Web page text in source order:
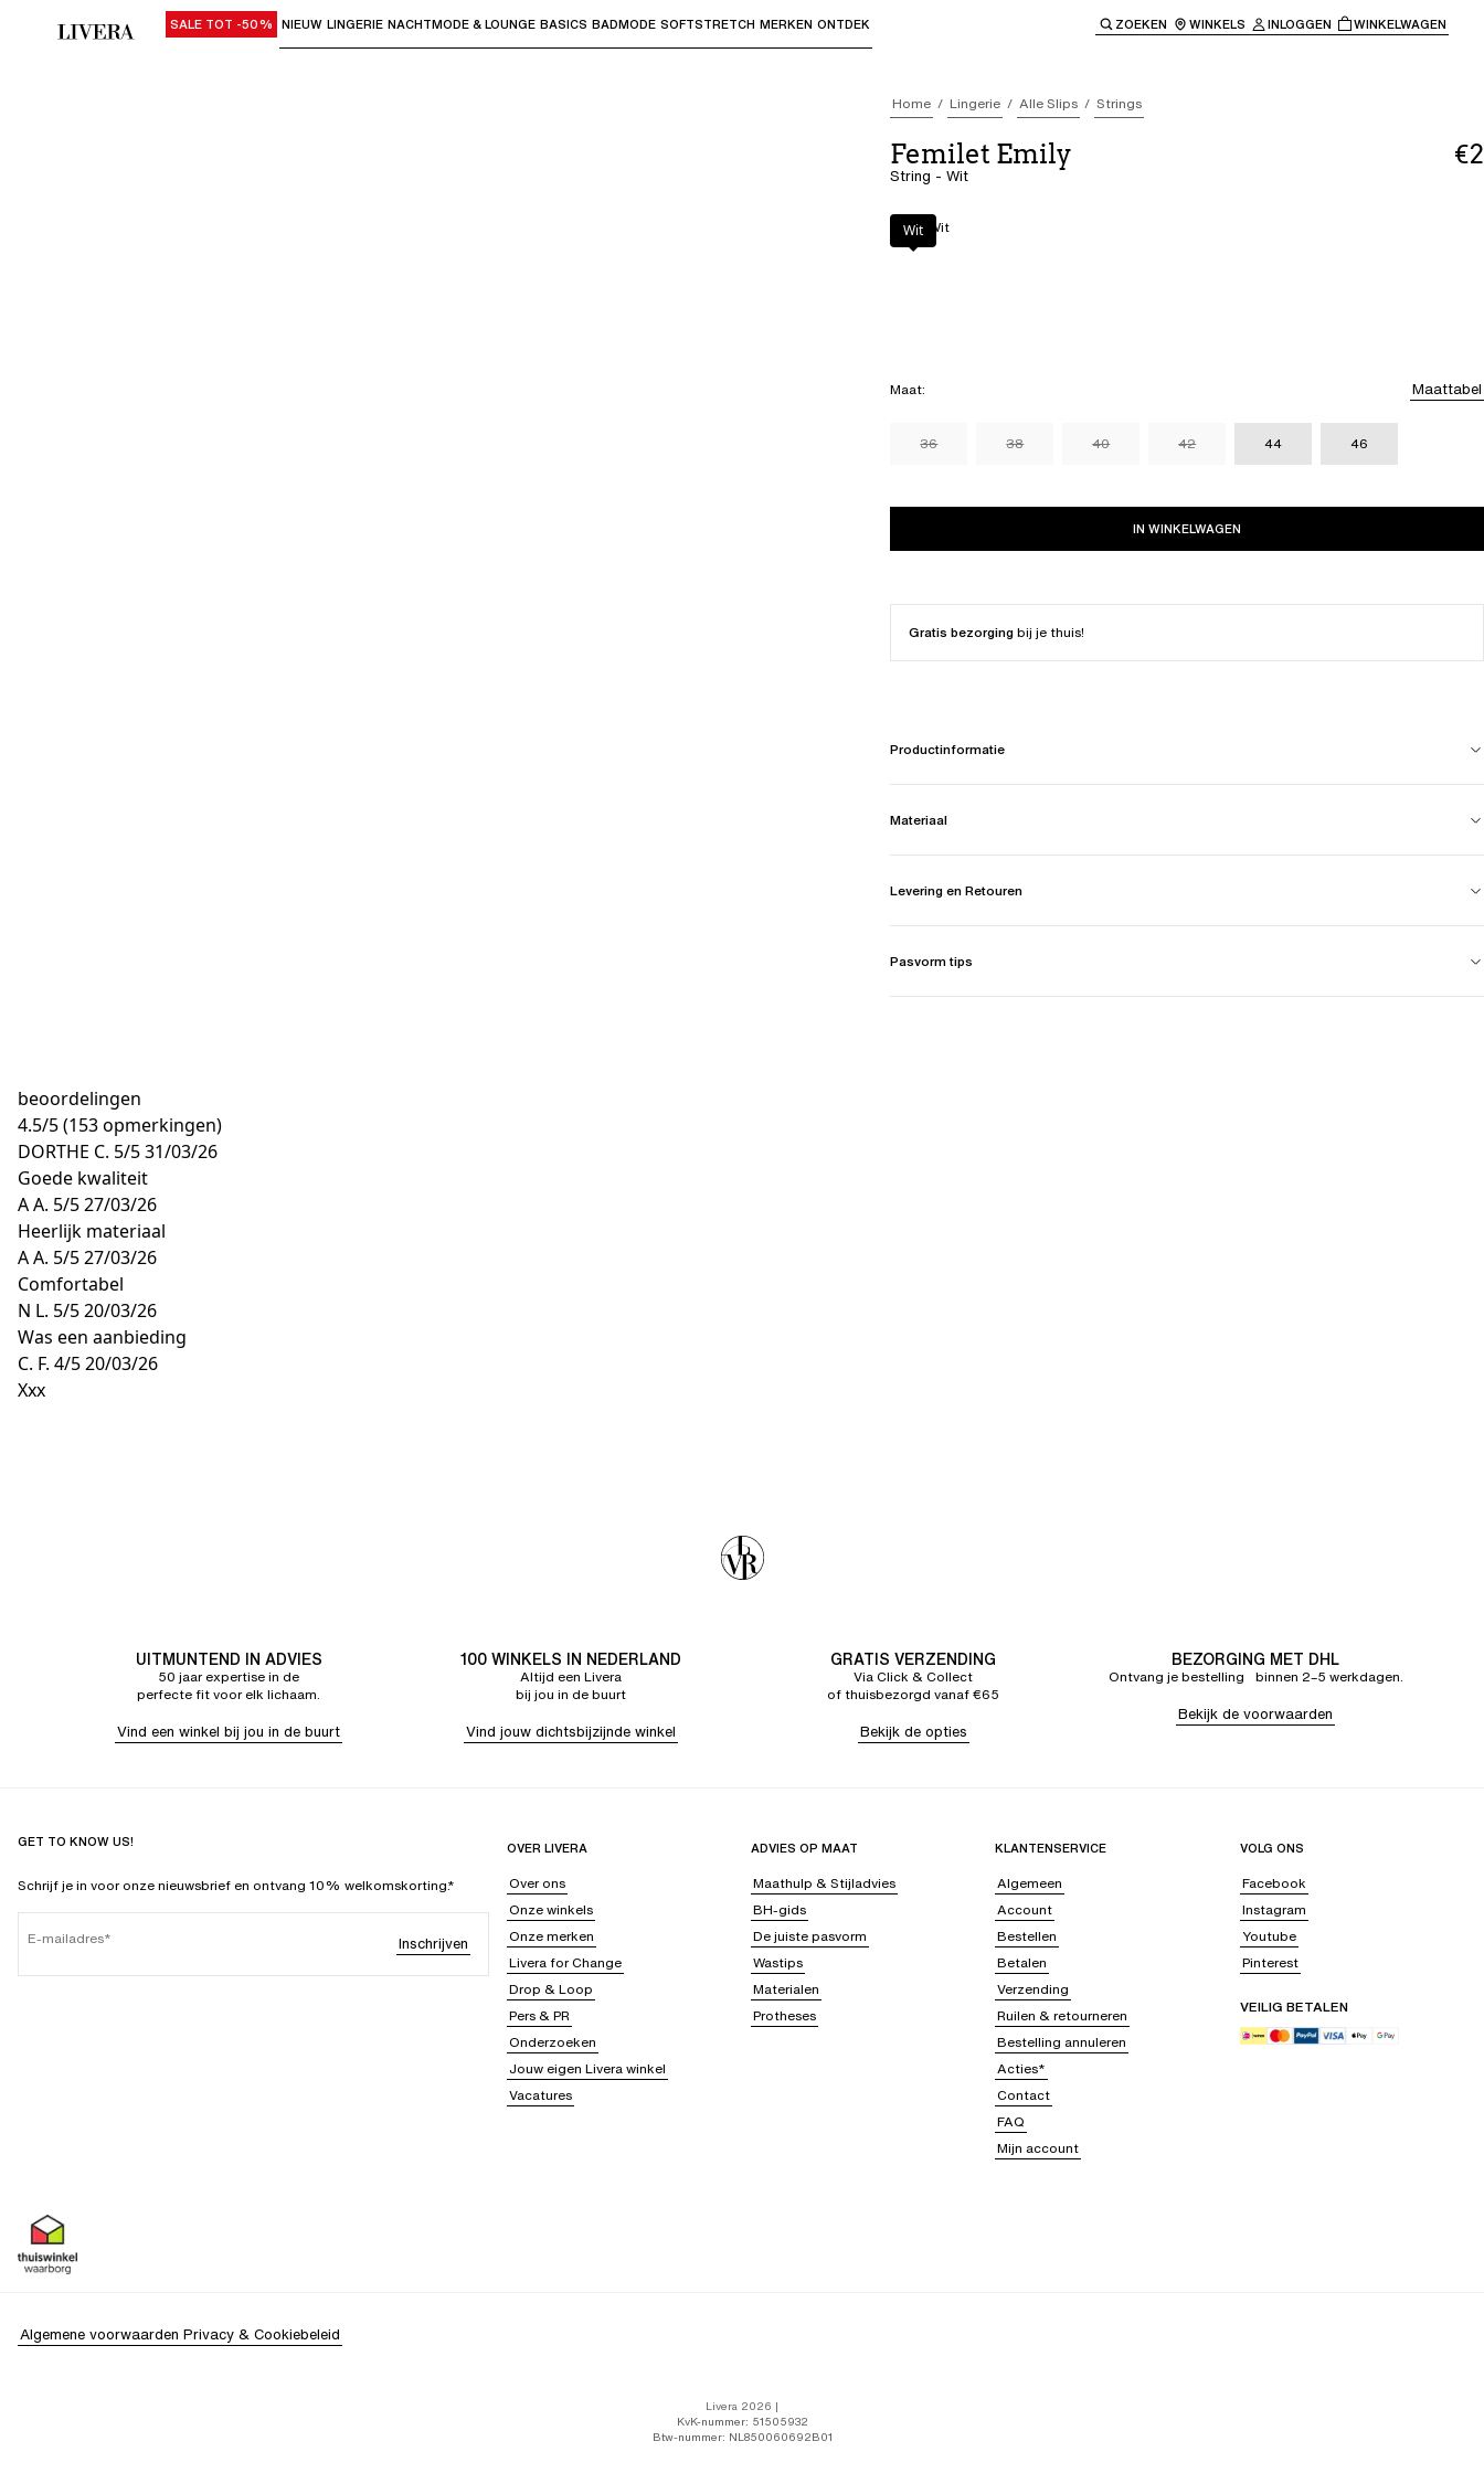
Gebruik "Pijl omlaag" of "Enter" om submenu's te openen en "Pijl omhoog" of "Escape" om terug te keren naar de hoofdnavigatie.
SALE TOT -50% NIEUW LINGERIE NACHTMODE & LOUNGE BASICS BADMODE SOFTSTRETCH MERKEN ONTDEK ZOEKEN WINKELS INLOGGEN WINKELWAGEN
Home Lingerie Alle Slips Strings
Femilet Emily
String - Wit
€2
Kleur: Wit
Wit
Maat: Maattabel
36 38 40 42 44 46
IN WINKELWAGEN
Gratis bezorgingbij je thuis!
Productinformatie
Materiaal
Levering en Retouren
Pasvorm tips
beoordelingen
4.5/5(153 opmerkingen)
DORTHE C. 5/531/03/26
Goede kwaliteit
A A. 5/527/03/26
Heerlijk materiaal
A A. 5/527/03/26
Comfortabel
N L. 5/520/03/26
Was een aanbieding
C. F. 4/520/03/26
Xxx
UITMUNTEND IN ADVIES
50 jaar expertise in de
perfecte fit voor elk lichaam.
Vind een winkel bij jou in de buurt
100 WINKELS IN NEDERLAND
Altijd een Livera
bij jou in de buurt
Vind jouw dichtsbijzijnde winkel
GRATIS VERZENDING
Via Click & Collect
of thuisbezorgd vanaf €65
Bekijk de opties
BEZORGING MET DHL
Ontvang je bestelling binnen 2–5 werkdagen.
Bekijk de voorwaarden
GET TO KNOW US!
Schrijf je in voor onze nieuwsbrief en ontvang 10% welkomskorting.*
E-mailadres Inschrijven
OVER LIVERA
Over ons
Onze winkels
Onze merken
Livera for Change
Drop & Loop
Pers & PR
Onderzoeken
Jouw eigen Livera winkel
Vacatures
ADVIES OP MAAT
Maathulp & Stijladvies
BH-gids
De juiste pasvorm
Wastips
Materialen
Protheses
KLANTENSERVICE
Algemeen
Account
Bestellen
Betalen
Verzending
Ruilen & retourneren
Bestelling annuleren
Acties*
Contact
FAQ
Mijn account
VOLG ONS
Facebook
Instagram
Youtube
Pinterest
VEILIG BETALEN
Algemene voorwaarden Privacy & Cookiebeleid
Livera 2026 |
KvK-nummer: 51505932
Btw-nummer: NL850060692B01